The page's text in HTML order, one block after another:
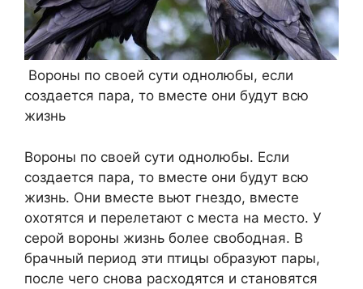
Вороны по своей сути однолюбы, если
создается пара, то вместе они будут всю
жизнь
Вороны по своей сути однолюбы. Если
создается пара, то вместе они будут всю
жизнь. Они вместе вьют гнездо, вместе
охотятся и перелетают с места на место. У
серой вороны жизнь более свободная. В
брачный период эти птицы образуют пары,
после чего снова расходятся и становятся